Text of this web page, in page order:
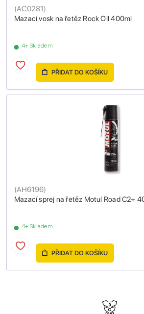
Mazací vosk na řetěz Rock Oil 400ml
(AC0281)
4+ Skladem
PŘIDAT DO KOŠÍKU
Mazací sprej na řetěz Motul Road C2+
(AH6196)
4+ Skladem
PŘIDAT DO KOŠÍKU